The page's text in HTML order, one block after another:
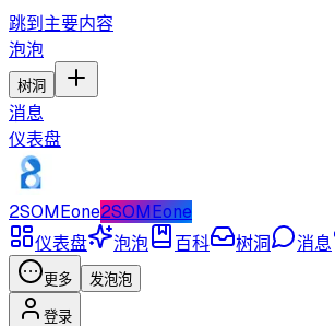
跳到主要内容
泡泡
树洞
消息
仪表盘
2SOMEone2SOMEone
仪表盘
泡泡 百科 树洞 消息
更多 发泡泡
登录